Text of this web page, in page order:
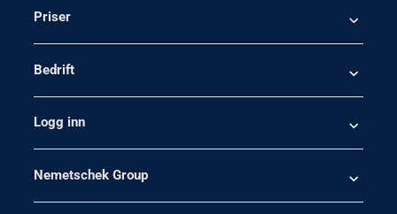
Priser
Bedrift
Logg inn
Nemetschek Group